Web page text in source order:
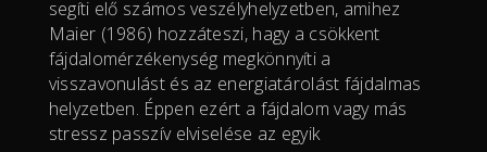
segíti elő számos veszélyhelyzetben, amihez
Maier (1986) hozzáteszi, hagy a csökkent
fájdalomérzékenység megkönnyíti a
visszavonulást és az energiatárolást fájdalmas
helyzetben. Éppen ezért a fájdalom vagy más
stressz passzív elviselése az egyik